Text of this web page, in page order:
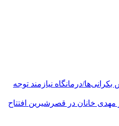
درمانگاه نیازمند توجه
مهدی خانان در قصرشیرین افتتاح